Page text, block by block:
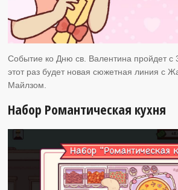
Событие ко Дню св. Валентина пройдет
этот раз будет новая сюжетная линия с
Майлзом.
Набор Романтическая кухня